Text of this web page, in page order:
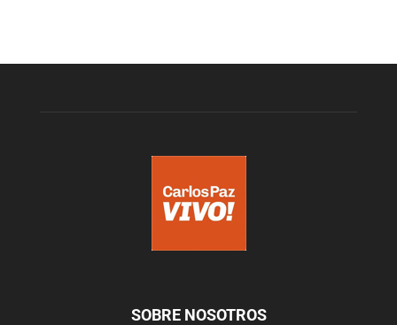
SOBRE NOSOTROS